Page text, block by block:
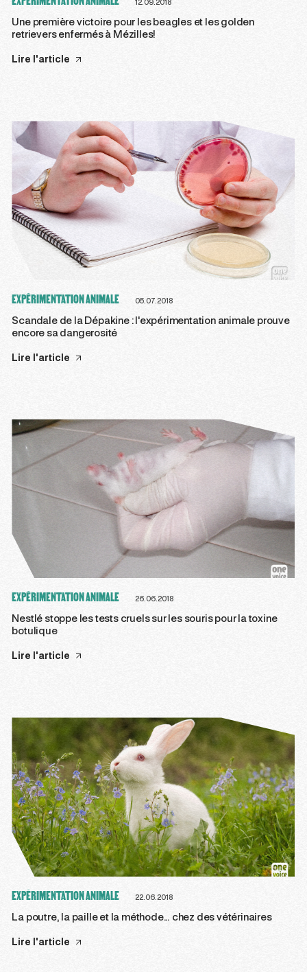
12.09.2018
Une première victoire pour les beagles et les golden
retrievers enfermés à Mézilles!
Lire l'article
EXPÉRIMENTATION ANIMALE 05.07.2018
Scandale de la Dépakine : l'expérimentation animale prouve
encore sa dangerosité
Lire l'article
EXPÉRIMENTATION ANIMALE 26.06.2018
Nestlé stoppe les tests cruels sur les souris pour la toxine
botulique
Lire l'article
EXPÉRIMENTATION ANIMALE 22.06.2018
La poutre, la paille et la méthode... chez des vétérinaires
Lire l'article